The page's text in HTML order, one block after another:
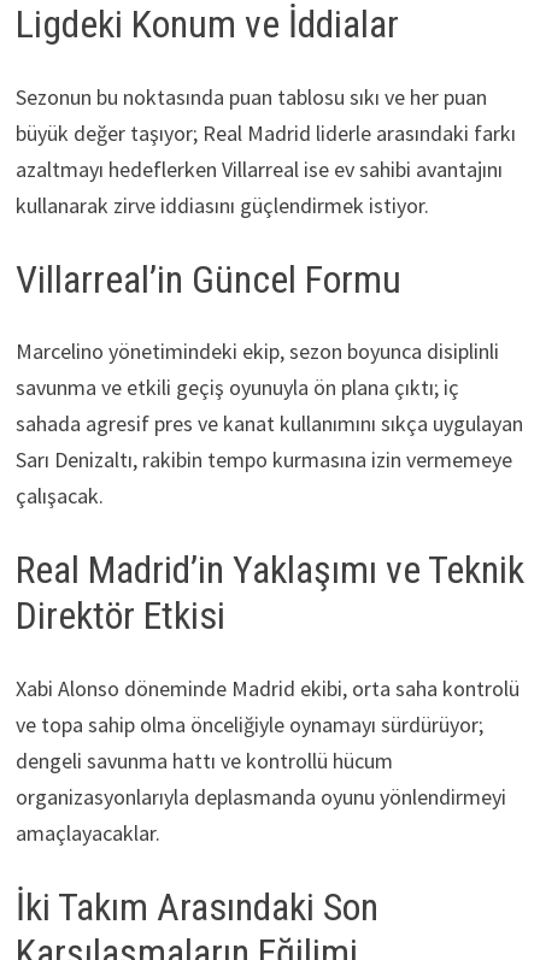
Ligdeki Konum ve İddialar
Sezonun bu noktasında puan tablosu sıkı ve her puan
büyük değer taşıyor; Real Madrid liderle arasındaki farkı
azaltmayı hedeflerken Villarreal ise ev sahibi avantajını
kullanarak zirve iddiasını güçlendirmek istiyor.
Villarreal’in Güncel Formu
Marcelino yönetimindeki ekip, sezon boyunca disiplinli
savunma ve etkili geçiş oyunuyla ön plana çıktı; iç
sahada agresif pres ve kanat kullanımını sıkça uygulayan
Sarı Denizaltı, rakibin tempo kurmasına izin vermemeye
çalışacak.
Real Madrid’in Yaklaşımı ve Teknik
Direktör Etkisi
Xabi Alonso döneminde Madrid ekibi, orta saha kontrolü
ve topa sahip olma önceliğiyle oynamayı sürdürüyor;
dengeli savunma hattı ve kontrollü hücum
organizasyonlarıyla deplasmanda oyunu yönlendirmeyi
amaçlayacaklar.
İki Takım Arasındaki Son